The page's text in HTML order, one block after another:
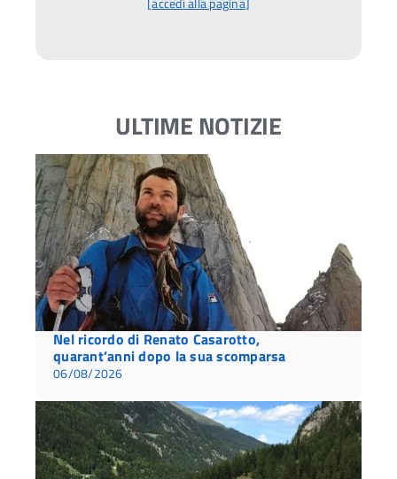
ULTIME NOTIZIE
Nel ricordo di Renato Casarotto,
quarant’anni dopo la sua scomparsa
06/08/2026